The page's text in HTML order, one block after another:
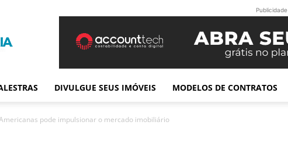
Publicidade
DIVULGUE SEUS IMÓVEIS MODELOS DE CONTRATOS
pode impulsionar o mercado imobiliário